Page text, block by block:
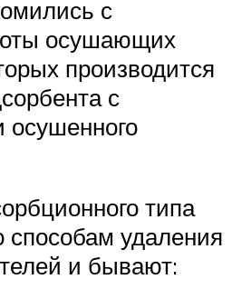
с
осушающих
производится
с
типа
способам удаления
и бывают: